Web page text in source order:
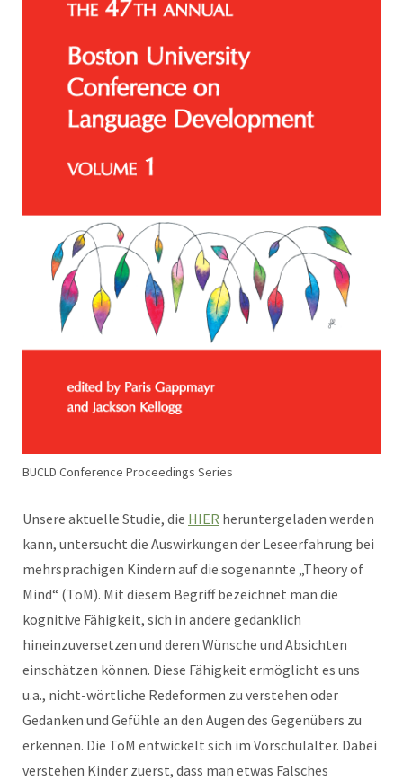
BUCLD Conference Proceedings Series
Unsere aktuelle Studie, die HIER heruntergeladen werden
kann, untersucht die Auswirkungen der Leseerfahrung bei
mehrsprachigen Kindern auf die sogenannte „Theory of
Mind“ (ToM). Mit diesem Begriff bezeichnet man die
kognitive Fähigkeit, sich in andere gedanklich
hineinzuversetzen und deren Wünsche und Absichten
einschätzen können. Diese Fähigkeit ermöglicht es uns
u.a., nicht-wörtliche Redeformen zu verstehen oder
Gedanken und Gefühle an den Augen des Gegenübers zu
erkennen. Die ToM entwickelt sich im Vorschulalter. Dabei
verstehen Kinder zuerst, dass man etwas Falsches